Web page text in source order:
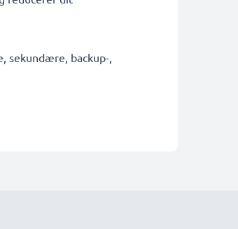
sekundære, backup-,